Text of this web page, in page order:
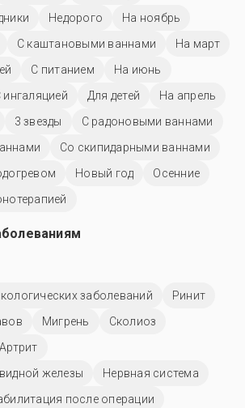
Недорого
На ноябрь
С каштановыми ваннами
На март
С питанием
На июнь
ингаляцией Для детей
На апрель
3 звезды
С радоновыми ваннами
Со скипидарными ваннами
Новый год
Осенние
заболеваний
Ринит
Мигрень
Сколиоз
Артрит
железы
Нервная система
после операции